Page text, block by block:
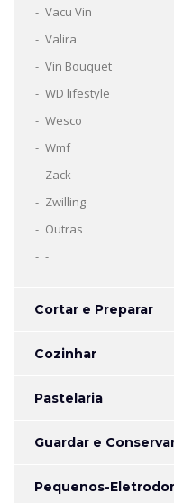
Vacu Vin
Valira
Vin Bouquet
WD lifestyle
Wesco
Wmf
Zack
Zwilling
Outras
-
Cortar e Preparar
Cozinhar
Pastelaria
Guardar e
Pequenos-